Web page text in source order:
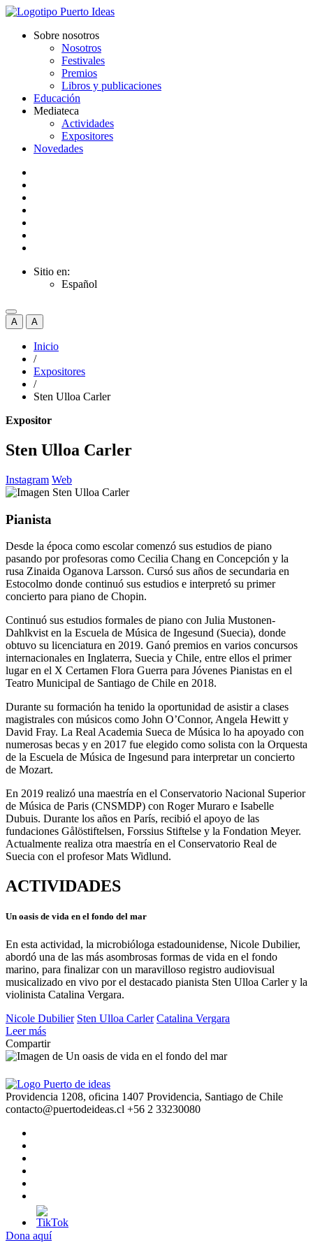
Sobre nosotros
Nosotros
Festivales
Premios
Libros y publicaciones
Educación
Mediateca
Actividades
Expositores
Novedades
Sitio en:
Español
A A
Inicio
/
Expositores
/
Sten Ulloa Carler
Expositor
Sten Ulloa Carler
Instagram Web
Pianista
Desde la época como escolar comenzó sus estudios de piano
pasando por profesoras como Cecilia Chang en Concepción y la
rusa Zinaida Oganova Larsson. Cursó sus años de secundaria en
Estocolmo donde continuó sus estudios e interpretó su primer
concierto para piano de Chopin.
Continuó sus estudios formales de piano con Julia Mustonen-
Dahlkvist en la Escuela de Música de Ingesund (Suecia), donde
obtuvo su licenciatura en 2019. Ganó premios en varios concursos
internacionales en Inglaterra, Suecia y Chile, entre ellos el primer
lugar en el X Certamen Flora Guerra para Jóvenes Pianistas en el
Teatro Municipal de Santiago de Chile en 2018.
Durante su formación ha tenido la oportunidad de asistir a clases
magistrales con músicos como John O’Connor, Angela Hewitt y
David Fray. La Real Academia Sueca de Música lo ha apoyado con
numerosas becas y en 2017 fue elegido como solista con la Orquesta
de la Escuela de Música de Ingesund para interpretar un concierto
de Mozart.
En 2019 realizó una maestría en el Conservatorio Nacional Superior
de Música de Paris (CNSMDP) con Roger Muraro e Isabelle
Dubuis. Durante los años en París, recibió el apoyo de las
fundaciones Gålöstiftelsen, Forssius Stiftelse y la Fondation Meyer.
Actualmente realiza otra maestría en el Conservatorio Real de
Suecia con el profesor Mats Widlund.
ACTIVIDADES
Un oasis de vida en el fondo del mar
En esta actividad, la microbióloga estadounidense, Nicole Dubilier,
abordó una de las más asombrosas formas de vida en el fondo
marino, para finalizar con un maravilloso registro audiovisual
musicalizado en vivo por el destacado pianista Sten Ulloa Carler y la
violinista Catalina Vergara.
Nicole Dubilier Sten Ulloa Carler Catalina Vergara
Leer más
Compartir
Providencia 1208, oficina 1407 Providencia, Santiago de Chile
contacto@puertodeideas.cl +56 2 33230080
Dona aquí